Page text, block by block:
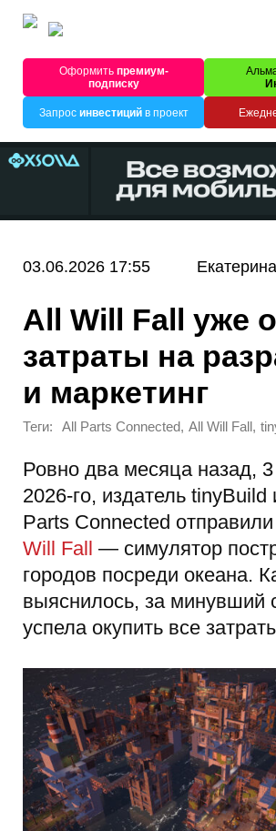
Оформитьпремиум-
подписку
Запрос инвестицийв проект
03.06.2026 17:55
All Will Fall уже
затраты на
и маркетинг
Теги: All Parts Connected, All Will Fall ,
Ровно два месяца назад,
2026-го, издатель tinyBuild
Parts Connected
Will Fall — симулятор
городов посреди океана.
выяснилось, за минувший
успела окупить все